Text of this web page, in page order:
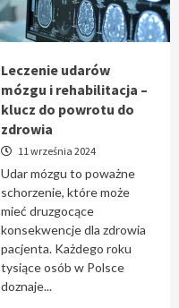
Leczenie udarów
mózgu i rehabilitacja –
klucz do powrotu do
zdrowia
11 września 2024
Udar mózgu to poważne
schorzenie, które może
mieć druzgocące
konsekwencje dla zdrowia
pacjenta. Każdego roku
tysiące osób w Polsce
doznaje...